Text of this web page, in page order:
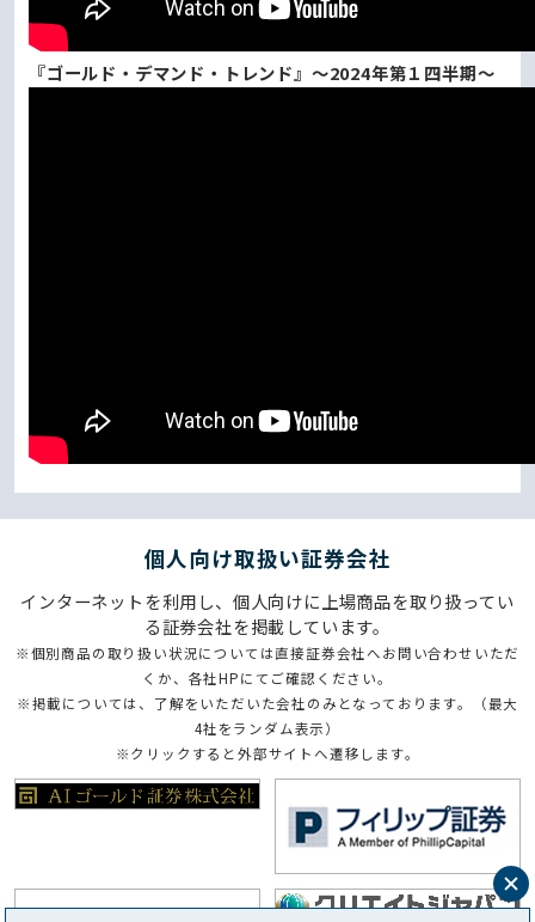
『ゴールド・デマンド・トレンド』～2024年第１四半期～
個⼈向け取扱い証券会社
インターネットを利用し、個人向けに上場商品を取り扱ってい
る証券会社を掲載しています。
※個別商品の取り扱い状況については直接証券会社へお問い合わせいただ
くか、各社HPにてご確認ください。
※掲載については、了解をいただいた会社のみとなっております。（最大
4社をランダム表示）
※クリックすると外部サイトへ遷移します。
閉
じ